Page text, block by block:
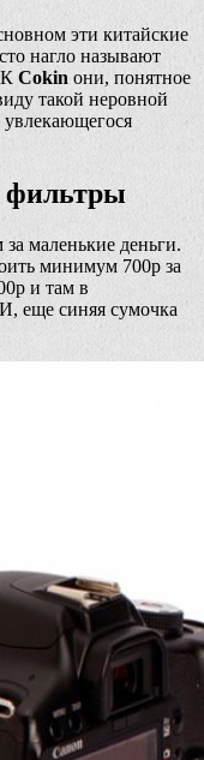
эти китайские
нагло называют
Cokin они, понятное
такой неровной
фильтры
маленькие деньги.
минимум 700р за
и там в
еще синяя сумочка